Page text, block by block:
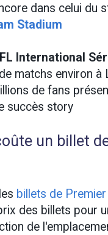
dans celui du
Stadium
International
matchs environ à
de fans
succès story
un billet
billets de
des billets pour
de